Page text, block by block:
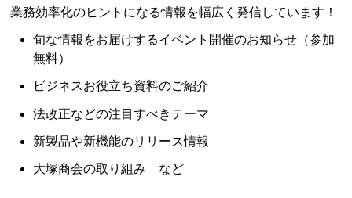
業務効率化のヒントになる情報を幅広く発信しています！
旬な情報をお届けするイベント開催のお知らせ（参加
無料）
ビジネスお役立ち資料のご紹介
法改正などの注目すべきテーマ
新製品や新機能のリリース情報
大塚商会の取り組み など